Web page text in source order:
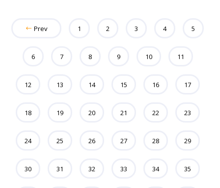
Prev 1 2 3 4 5
6 7 8 9 10 11
12 13 14 15 16 17
18 19 20 21 22 23
24 25 26 27 28 29
30 31 32 33 34 35